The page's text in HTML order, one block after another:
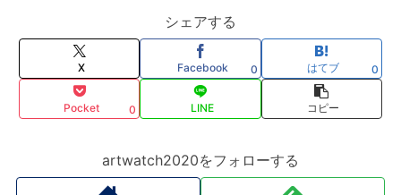
シェアする
X Facebook 0 はてブ 0
Pocket 0 LINE コピー
artwatch2020をフォローする